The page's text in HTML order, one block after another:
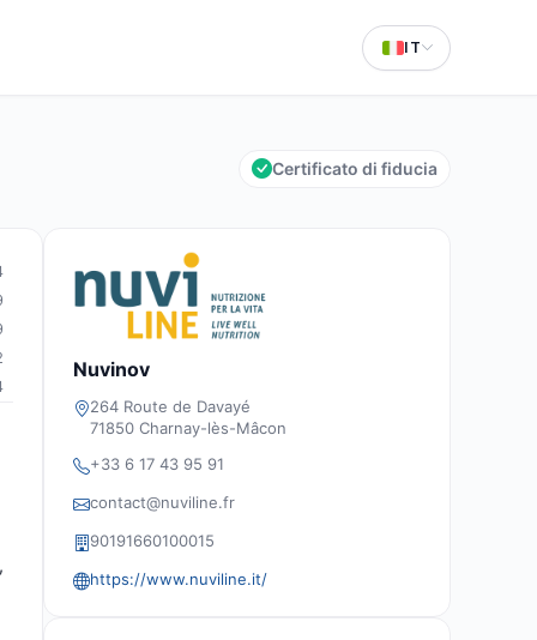
IT
Certificato di fiducia
Nuvinov
264 Route de Davayé
71850 Charnay-lès-Mâcon
+33 6 17 43 95 91
contact@nuviline.fr
90191660100015
https://www.nuviline.it/